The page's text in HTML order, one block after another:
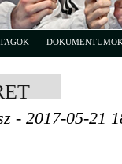
TAGOK
- 2017-05-21